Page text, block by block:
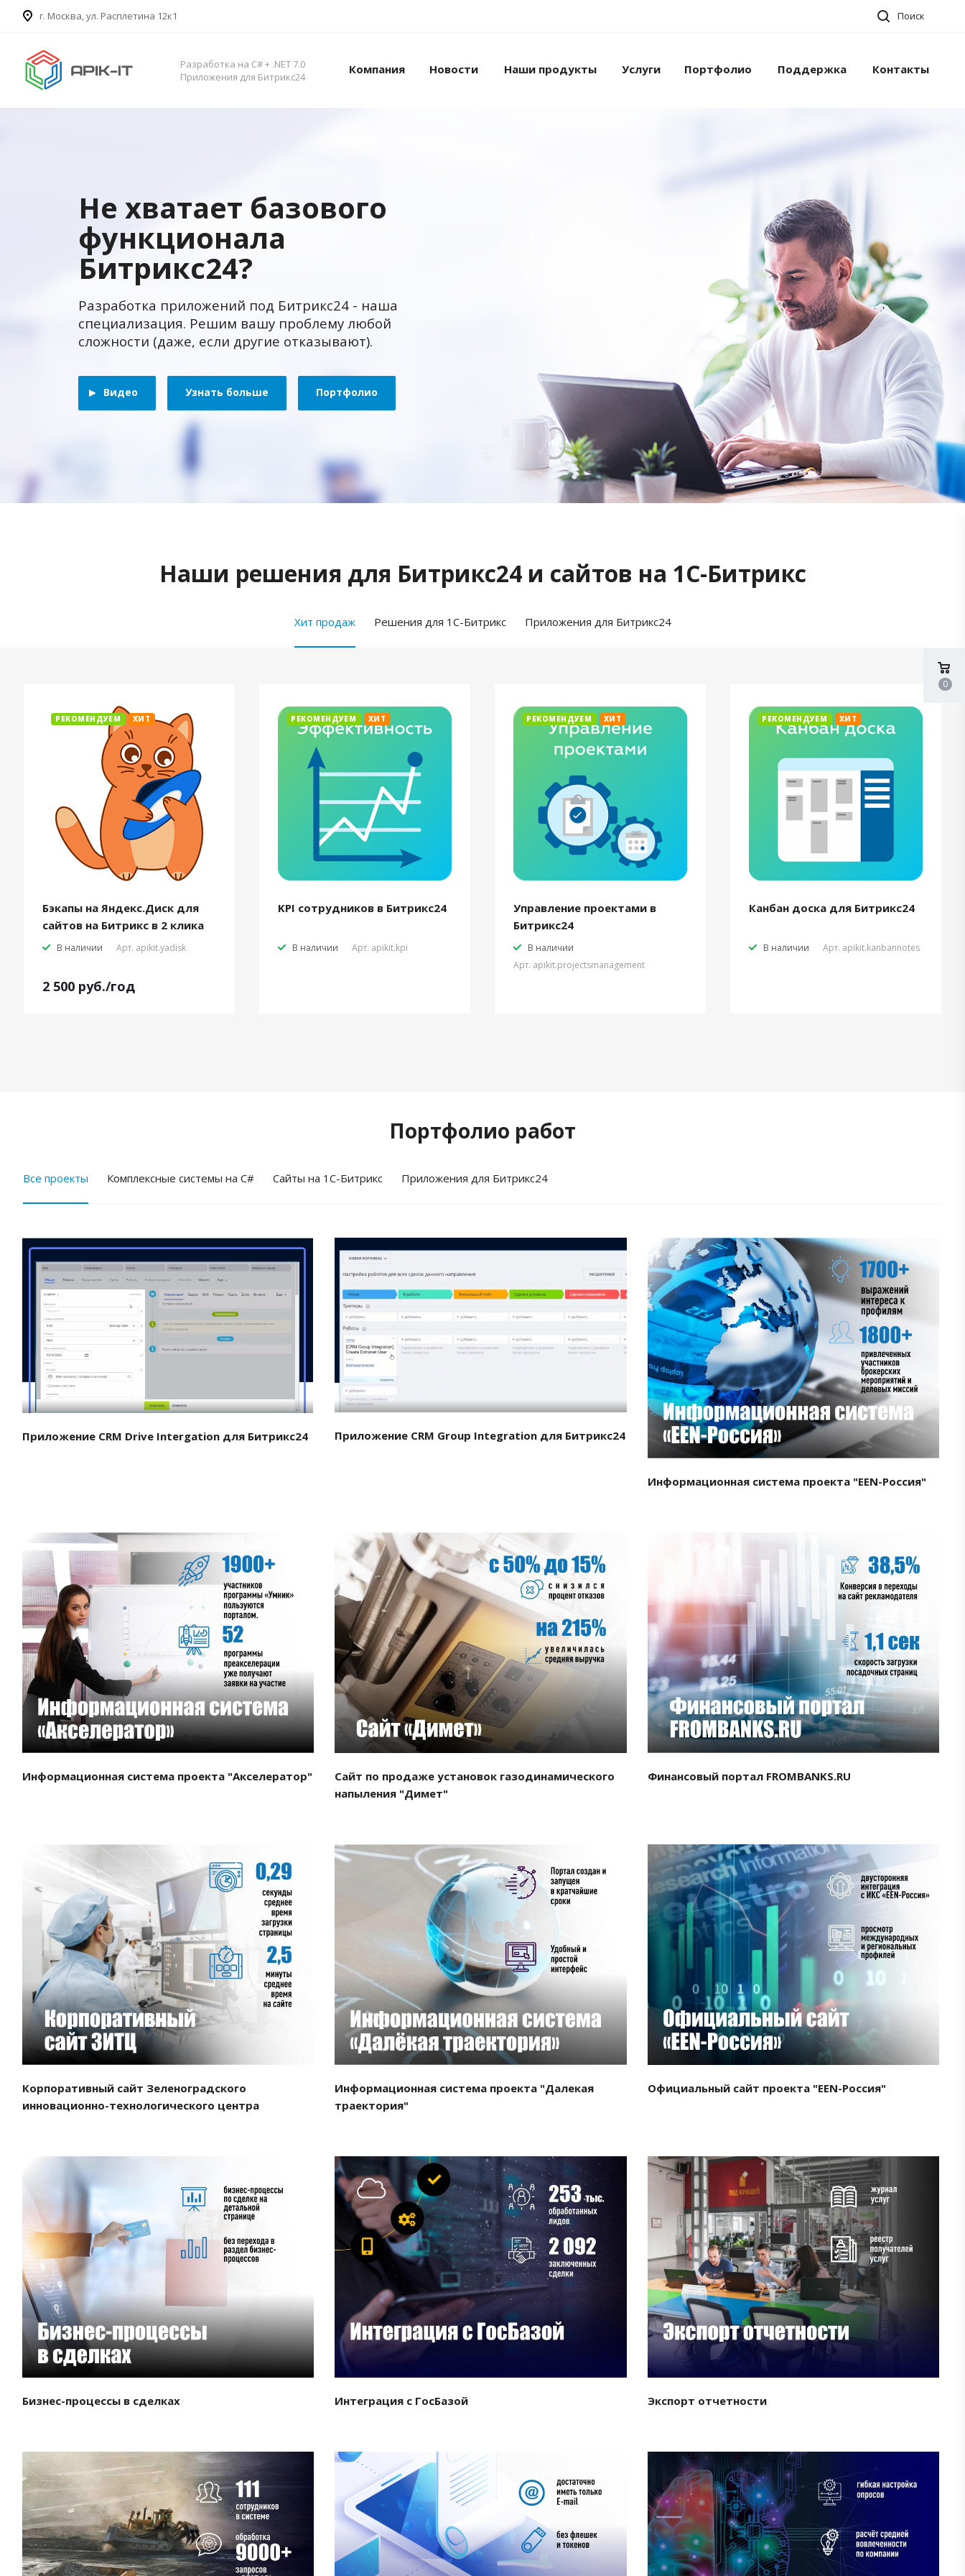
​г. Москва, ул. Расплетина 12к1 Поиск
Разработка на C# + .NET 7.0
Приложения для Битрикс24
Компания Новости Наши продукты Услуги Портфолио Поддержка Контакты
Не хватает базового
функционала
Битрикс24?
Разработка приложений под Битрикс24 - наша
специализация. Решим вашу проблему любой
сложности (даже, если другие отказывают).
Видео Узнать больше Портфолио
Наши решения для Битрикс24 и сайтов на 1С-Битрикс
Хит продаж Решения для 1С-Битрикс Приложения для Битрикс24
РЕКОМЕНДУЕМ ХИТ
Бэкапы на Яндекс.Диск для
сайтов на Битрикс в 2 клика
В наличии Арт. apikit.yadisk
2 500 руб./год
РЕКОМЕНДУЕМ ХИТ
KPI сотрудников в Битрикс24
В наличии Арт. apikit.kpi
РЕКОМЕНДУЕМ ХИТ
Управление проектами в
Битрикс24
В наличии
Арт. apikit.projectsmanagement
РЕКОМЕНДУЕМ ХИТ
Канбан доска для Битрикс24
В наличии Арт. apikit.kanbannotes
Портфолио работ
Все проекты Комплексные системы на C# Cайты на 1С-Битрикс Приложения для Битрикс24
Смотреть проект
Приложение CRM Drive Intergation для Битрикс24 Приложение CRM Group Integration для Битрикс24
Смотреть проект
Информационная система проекта "EEN-Россия"
Смотреть проект
Информационная система проекта "Акселератор"
Смотреть проект
Сайт по продаже установок газодинамического
напыления "Димет"
Смотреть проект
Финансовый портал FROMBANKS.RU
Смотреть проект
Корпоративный сайт Зеленоградского
инновационно-технологического центра
Смотреть проект
Информационная система проекта "Далекая
траектория"
Смотреть проект
Официальный сайт проекта "EEN-Россия"
Бизнес-процессы в сделках
Смотреть проект
Интеграция с ГосБазой
Смотреть проект
Экспорт отчетности
Смотреть проект Смотреть проект Смотреть проект
0